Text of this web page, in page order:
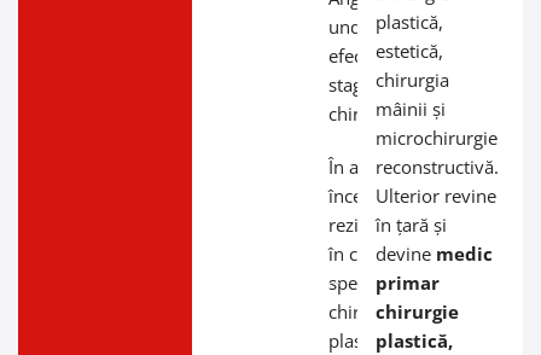
unde a
efectuat
stagii
chirurgicale;
În anul 2008 a
început
rezidențiatul
în cadrul
specialității de
chirurgie
plastică
plastică,
estetică,
chirurgia
mâinii și
microchirurgie
reconstructivă.
Ulterior revine
în țară și
devine medic
primar
chirurgie
plastică,